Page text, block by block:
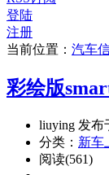
登陆
注册
当前位置： 汽车
彩绘版
liuying 发布
分类： 新车
阅读(561)